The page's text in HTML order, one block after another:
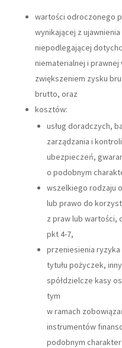
wartości odroczonego
wynikającej z
niepodlegającej
niematerialnej i prawnej
zwiększeniem zysku
brutto, oraz
kosztów:
usług doradczych,
zarządzania i
ubezpieczeń,
o podobnym
wszelkiego rodzaju
lub prawo do
z praw lub wartości,
pkt 4-7,
przeniesienia ryzyka
tytułu pożyczek,
spółdzielcze kasy
tym
w ramach
instrumentów
podobnym